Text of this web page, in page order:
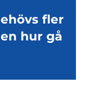
fler
hur gå